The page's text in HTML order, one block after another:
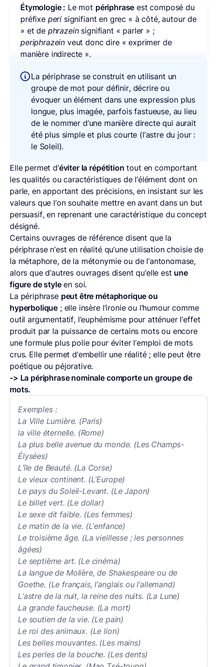
Étymologie : Le mot périphrase est composé du
préfixe peri signifiant en grec « à côté, autour de
» et de phrazeinsignifiant « parler » ;
periphrazein veut donc dire « exprimer de
manière indirecte ».
La périphrase se construit en utilisant un
groupe de mot pour définir, décrire ou
évoquer un élément dans une expression plus
longue, plus imagée, parfois fastueuse, au lieu
de le nommer d’une manière directe qui aurait
été plus simple et plus courte (l’astre du jour :
le Soleil).
Elle permet d’éviter la répétition tout en comportant
les qualités ou caractéristiques de l’élément dont on
parle, en apportant des précisions, en insistant sur les
valeurs que l’on souhaite mettre en avant dans un but
persuasif, en reprenant une caractéristique du concept
désigné.
Certains ouvrages de référence disent que la
périphrase n’est en réalité qu’une utilisation choisie de
la métaphore, de la métonymie ou de l’antonomase,
alors que d’autres ouvrages disent qu’elle est une
figure de styleen soi.
La périphrase peut être métaphorique ou
hyperbolique ; elle insère l’ironie ou l’humour comme
outil argumentatif, l’euphémisme pour atténuer l’effet
produit par la puissance de certains mots ou encore
une formule plus polie pour éviter l’emploi de mots
crus. Elle permet d’embellir une réalité ; elle peut être
poétique ou péjorative.
-> La périphrase nominale comporte un groupe de
mots.
Exemples :
La Ville Lumière. (Paris)
la ville éternelle. (Rome)
La plus belle avenue du monde. (Les Champs-
Élysées)
L’île de Beauté. (La Corse)
Le vieux continent. (L’Europe)
Le pays du Soleil-Levant. (Le Japon)
Le billet vert. (Le dollar)
Le sexe dit faible. (Les femmes)
Le matin de la vie. (L’enfance)
Le troisième âge. (La vieillesse ; les personnes
âgées)
Le septième art. (Le cinéma)
La langue de Molière, de Shakespeare ou de
Goethe. (Le français, l’anglais ou l’allemand)
L’astre de la nuit, la reine des nuits. (La Lune)
La grande faucheuse. (La mort)
Le soutien de la vie. (Le pain)
Le roi des animaux. (Le lion)
Les belles mouvantes. (Les mains)
Les perles de la bouche. (Les dents)